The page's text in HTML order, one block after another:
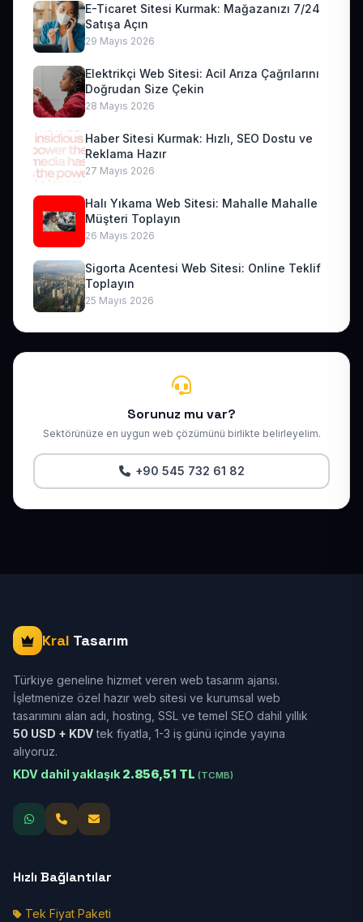
E-Ticaret Sitesi Kurmak: Mağazanızı 7/24
Satışa Açın
29 Mayıs 2026
Elektrikçi Web Sitesi: Acil Arıza Çağrılarını
Doğrudan Size Çekin
28 Mayıs 2026
Haber Sitesi Kurmak: Hızlı, SEO Dostu ve
Reklama Hazır
27 Mayıs 2026
Halı Yıkama Web Sitesi: Mahalle Mahalle
Müşteri Toplayın
26 Mayıs 2026
Sigorta Acentesi Web Sitesi: Online Teklif
Toplayın
25 Mayıs 2026
Sorunuz mu var?
Sektörünüze en uygun web çözümünü birlikte belirleyelim.
+90 545 732 61 82
Kral Tasarım
Türkiye geneline hizmet veren web tasarım ajansı.
İşletmenize özel hazır web sitesi ve kurumsal web
tasarımını alan adı, hosting, SSL ve temel SEO dahil yıllık
50 USD + KDVtek fiyatla, 1-3 iş günü içinde yayına
alıyoruz.
KDV dahil yaklaşık 2.856,51 TL (TCMB)
Hızlı Bağlantılar
Tek Fiyat Paketi